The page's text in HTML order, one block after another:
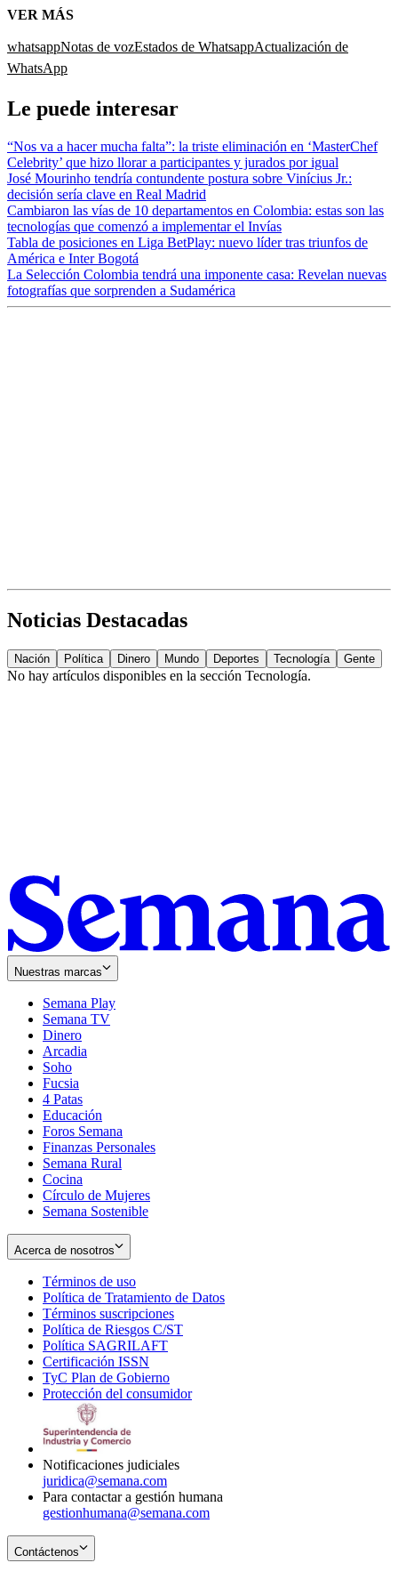
VER MÁS
whatsappNotas de vozEstados de WhatsappActualización de
WhatsApp
Le puede interesar
“Nos va a hacer mucha falta”: la triste eliminación en ‘MasterChef
Celebrity’ que hizo llorar a participantes y jurados por igual
José Mourinho tendría contundente postura sobre Vinícius Jr.:
decisión sería clave en Real Madrid
Cambiaron las vías de 10 departamentos en Colombia: estas son las
tecnologías que comenzó a implementar el Invías
Tabla de posiciones en Liga BetPlay: nuevo líder tras triunfos de
América e Inter Bogotá
La Selección Colombia tendrá una imponente casa: Revelan nuevas
fotografías que sorprenden a Sudamérica
Noticias Destacadas
Nación Política Dinero Mundo Deportes Tecnología Gente
No hay artículos disponibles en la sección Tecnología.
Nuestras marcas
Semana Play
Semana TV
Dinero
Arcadia
Soho
in
new
window
Fucsia
in
new
window
4 Patas
Educación
Foros Semana
Finanzas Personales
Semana Rural
Cocina
Círculo de Mujeres
Semana Sostenible
Acerca de nosotros
Términos de uso
in
new
window
Política de Tratamiento de Datos
Términos suscripciones
in
Política de Riesgos C/ST
Política SAGRILAFT
new
window
Certificación ISSN
in
new
TyC Plan de Gobierno
in
Protección del consumidorOpens
Notificaciones judiciales
juridica@semana.com
Para contactar a gestión humana
gestionhumana@semana.com
Contáctenos